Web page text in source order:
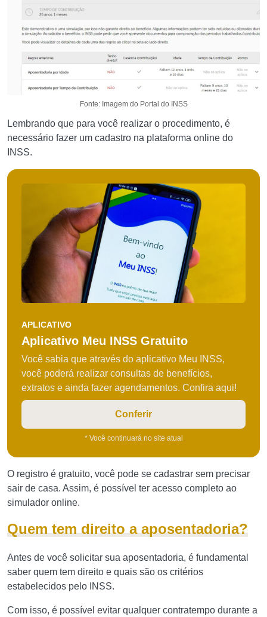
Fonte: Imagem do Portal do INSS
Lembrando que para você realizar o procedimento, é
necessário fazer um cadastro na plataforma online do
INSS.
APLICATIVO
Aplicativo Meu INSS Gratuito
Você sabia que através do aplicativo Meu INSS,
você poderá realizar consultas de benefícios,
extratos e ainda fazer agendamentos. Confira aqui!
Conferir
* Você continuará no site atual
O registro é gratuito, você pode se cadastrar sem precisar
sair de casa. Assim, é possível ter acesso completo ao
simulador online.
Quem tem direito a aposentadoria?
Antes de você solicitar sua aposentadoria, é fundamental
saber quem tem direito e quais são os critérios
estabelecidos pelo INSS.
Com isso, é possível evitar qualquer contratempo durante a